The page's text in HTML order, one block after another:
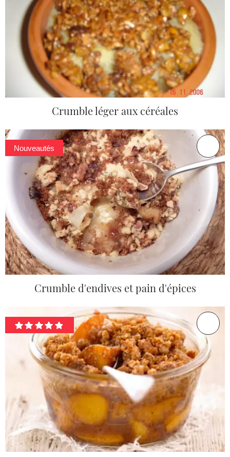
Crumble léger aux céréales
Nouveautés
Crumble d'endives et pain d'épices